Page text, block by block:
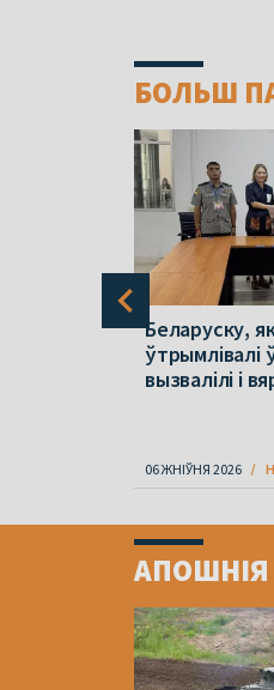
БОЛЬШ
Беларуску,
ўтрымлівалі
вызвалілі і
06 ЖНІЎНЯ 2026
ofАПОШНІЯ